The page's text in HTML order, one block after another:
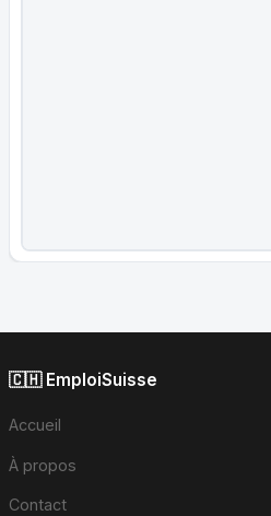
🇨🇭 EmploiSuisse
Accueil
À propos
Contact